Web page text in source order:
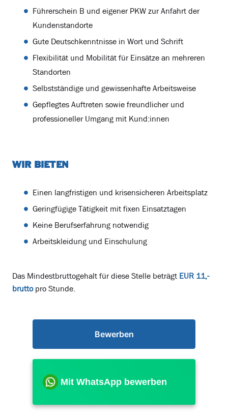
Führerschein B und eigener PKW zur Anfahrt der
Kundenstandorte
Gute Deutschkenntnisse in Wort und Schrift
Flexibilität und Mobilität für Einsätze an mehreren
Standorten
Selbstständige und gewissenhafte Arbeitsweise
Gepflegtes Auftreten sowie freundlicher und
professioneller Umgang mit Kund:innen
WIR BIETEN
Einen langfristigen und krisensicheren Arbeitsplatz
Geringfügige Tätigkeit mit fixen Einsatztagen
Keine Berufserfahrung notwendig
Arbeitskleidung und Einschulung
Das Mindestbruttogehalt für diese Stelle beträgt EUR 11,-
brutto pro Stunde.
Bewerben
Mit WhatsApp bewerben